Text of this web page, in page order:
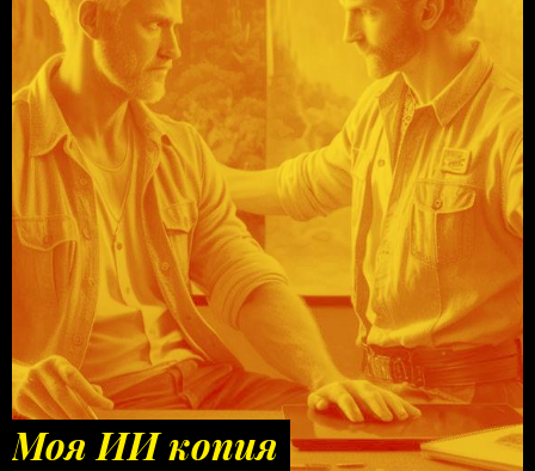
Моя ИИ копия